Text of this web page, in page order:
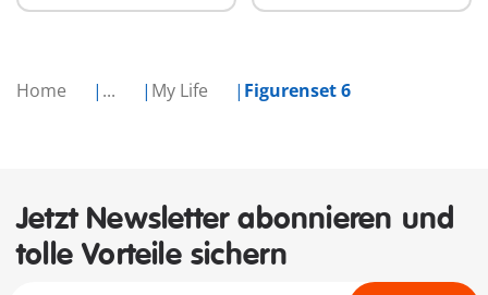
Home ... My Life Figurenset 6
Jetzt Newsletter abonnieren und
tolle Vorteile sichern